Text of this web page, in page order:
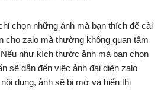
chọn những ảnh mà bạn thích để cài
cho zalo mà thường không quan tấm
như kích thước ảnh mà bạn chọn
sẽ dẫn đến việc ảnh đại diện zalo
dung, ảnh sẽ bị mờ và hiển thị